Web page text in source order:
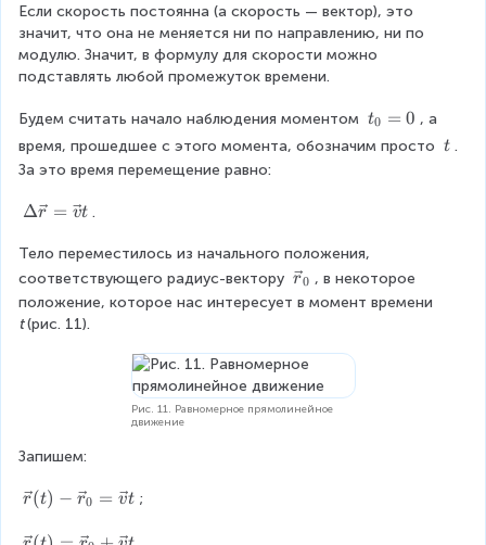
\
D
el
t
a
t
}
r
r
o
w
v
}
=
\l
i
m
\l
m
it
s
D
t
Если скорость постоянна (а скорость — вектор), это
значит, что она не меняется ни по направлению, ни по
модулю. Значит, в формулу для скорости можно
подставлять любой промежуток времени.
Будем считать начало наблюдения моментом t
_
t0 = 0 , а
время, прошедшее с этого момента, обозначим просто \
t .
За это время перемещение равно:
\
el
t
a
\
\
e
v
Δr = vt .
Тело переместилось из начального положения,
соответствующего радиус-вектору \
v
r
_
0
r0 , в некоторое
положение, которое нас интересует в момент времени
t (рис. 11).
Рис. 11. Равномерное прямолинейное
движение
Запишем:
\
r(t) − r0 = vt ;